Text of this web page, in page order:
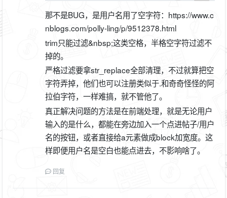
那不是BUG，是用户名用了空字符：https://www.c
nblogs.com/polly-ling/p/9512378.html
trim只能过滤&nbsp;这类空格，半格空字符过滤不
掉的。
严格过滤要拿str_replace全部清理，不过就算把空
字符弄掉，他们也可以注册类似于.和奇奇怪怪的阿
拉伯字符，一样难搞，就不管他了。
真正解决问题的方法是在前端处理，就是无论用户
输入的是什么，都能在旁边加入一个点进帖子/用户
名的按钮，或者直接给a元素做成block加宽度。这
样即便用户名是空白也能点进去，不影响啥了。
回复